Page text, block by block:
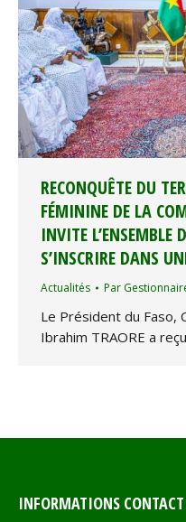
RECONQUÊTE DU
FÉMININE DE LA
INVITE L’ENSEMBLE
S’INSCRIRE DANS
Actualités Par
Le Président du Faso,
Ibrahim TRAORE a
INFORMATIONS CONTACT